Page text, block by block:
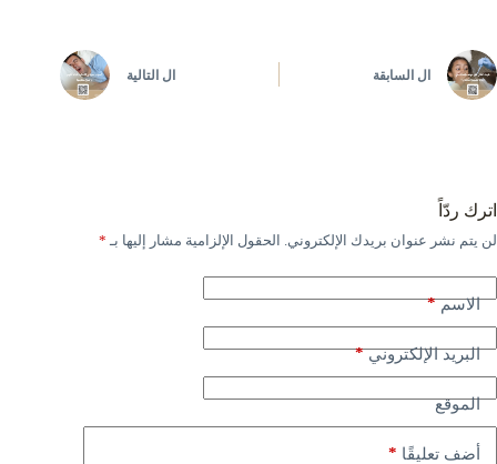
ال السابقة ال التالية
اترك ردّاً
لن يتم نشر عنوان بريدك الإلكتروني. الحقول الإلزامية مشار إليها بـ *
الاسم*
البريد الإلكتروني*
الموقع
أضف تعليقًا *